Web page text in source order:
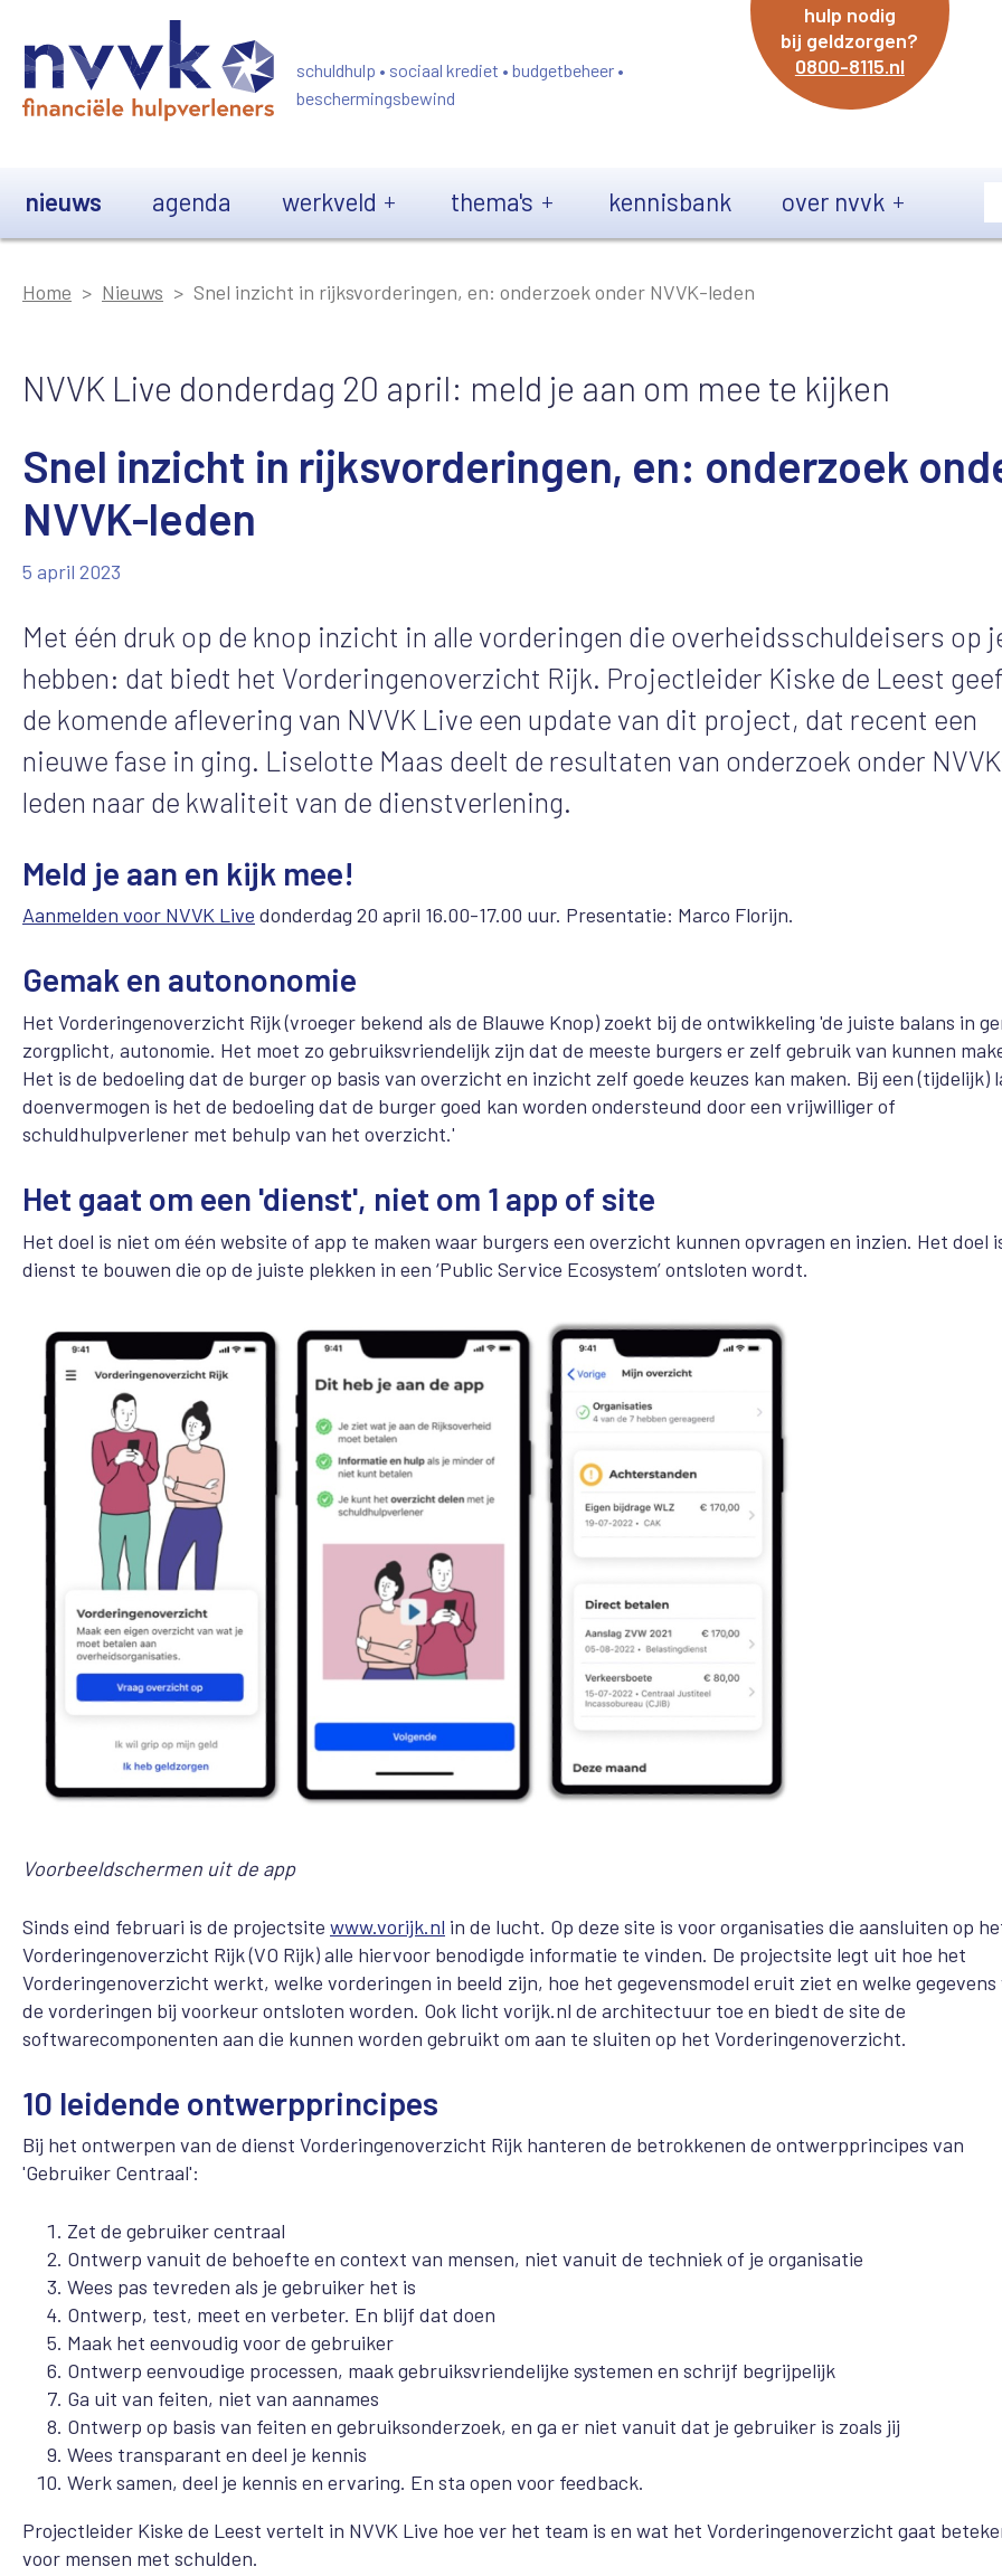
schuldhulp • sociaal krediet • budgetbeheer •
beschermingsbewind
hulp nodig
bij geldzorgen?
0800-8115.nl
nieuws agenda werkveld thema's kennisbank over nvvk
Home Nieuws Snel inzicht in rijksvorderingen, en: onderzoek onder NVVK-leden
NVVK Live donderdag 20 april: meld je aan om mee te kijken
Snel inzicht in rijksvorderingen, en: onderzoek
NVVK-leden
5 april 2023
Met één druk op de knop inzicht in alle vorderingen die overheidsschuldeisers op
hebben: dat biedt het Vorderingenoverzicht Rijk. Projectleider Kiske de Leest
de komende aflevering van NVVK Live een update van dit project, dat recent een
nieuwe fase in ging. Liselotte Maas deelt de resultaten van onderzoek onder
leden naar de kwaliteit van de dienstverlening.
Meld je aan en kijk mee!
Aanmelden voor NVVK Live donderdag 20 april 16.00-17.00 uur. Presentatie: Marco Florijn.
Gemak en autononomie
Het Vorderingenoverzicht Rijk (vroeger bekend als de Blauwe Knop) zoekt bij de ontwikkeling 'de juiste balans in
zorgplicht, autonomie. Het moet zo gebruiksvriendelijk zijn dat de meeste burgers er zelf gebruik van kunnen
Het is de bedoeling dat de burger op basis van overzicht en inzicht zelf goede keuzes kan maken. Bij een (tijdelijk)
doenvermogen is het de bedoeling dat de burger goed kan worden ondersteund door een vrijwilliger of
schuldhulpverlener met behulp van het overzicht.'
Het gaat om een 'dienst', niet om 1 app of site
Het doel is niet om één website of app te maken waar burgers een overzicht kunnen opvragen en inzien. Het doel
dienst te bouwen die op de juiste plekken in een ‘Public Service Ecosystem’ ontsloten wordt.
Voorbeeldschermen uit de app
Sinds eind februari is de projectsite www.vorijk.nl in de lucht. Op deze site is voor organisaties die aansluiten op
Vorderingenoverzicht Rijk (VO Rijk) alle hiervoor benodigde informatie te vinden. De projectsite legt uit hoe het
Vorderingenoverzicht werkt, welke vorderingen in beeld zijn, hoe het gegevensmodel eruit ziet en welke gegevens
de vorderingen bij voorkeur ontsloten worden. Ook licht vorijk.nl de architectuur toe en biedt de site de
softwarecomponenten aan die kunnen worden gebruikt om aan te sluiten op het Vorderingenoverzicht.
10 leidende ontwerpprincipes
Bij het ontwerpen van de dienst Vorderingenoverzicht Rijk hanteren de betrokkenen de ontwerpprincipes van
'Gebruiker Centraal':
Zet de gebruiker centraal
Ontwerp vanuit de behoefte en context van mensen, niet vanuit de techniek of je organisatie
Wees pas tevreden als je gebruiker het is
Ontwerp, test, meet en verbeter. En blijf dat doen
Maak het eenvoudig voor de gebruiker
Ontwerp eenvoudige processen, maak gebruiksvriendelijke systemen en schrijf begrijpelijk
Ga uit van feiten, niet van aannames
Ontwerp op basis van feiten en gebruiksonderzoek, en ga er niet vanuit dat je gebruiker is zoals jij
Wees transparant en deel je kennis
Werk samen, deel je kennis en ervaring. En sta open voor feedback.
Projectleider Kiske de Leest vertelt in NVVK Live hoe ver het team is en wat het Vorderingenoverzicht gaat
voor mensen met schulden.